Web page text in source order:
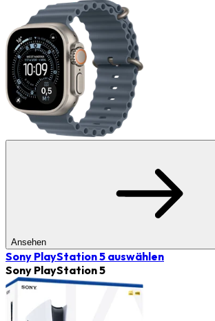
Ansehen
Sony PlayStation 5 auswählen
Sony PlayStation 5